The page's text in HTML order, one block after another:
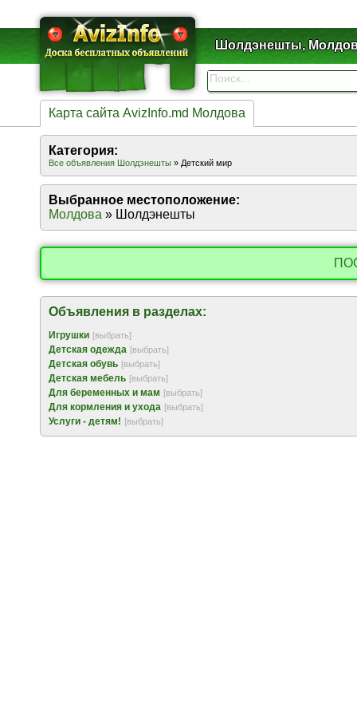
Шолдэнешты,
Карта сайта AvizInfo.md Молдова
Категория:
Все объявления Шолдэнешты » Детский мир
Выбранное местоположение:
Молдова » Шолдэнешты
Объявления в разделах:
Игрушки [выбрать]
Детская одежда [выбрать]
Детская обувь [выбрать]
Детская мебель [выбрать]
Для беременных и мам [выбрать]
Для кормления и ухода [выбрать]
Услуги - детям! [выбрать]